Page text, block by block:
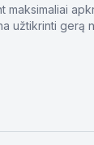
maksimaliai
užtikrinti gerą